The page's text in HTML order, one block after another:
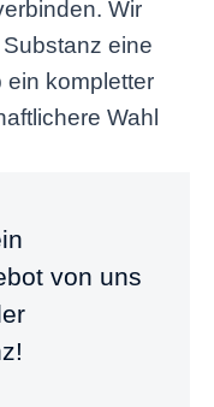
Wir
eine
ein kompletter
Wahl
von uns